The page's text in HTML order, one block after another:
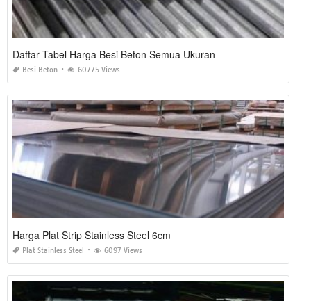
Daftar Tabel Harga Besi Beton Semua Ukuran
Besi Beton 60775 Views
Harga Plat Strip Stainless Steel 6cm
Plat Stainless Steel 6097 Views